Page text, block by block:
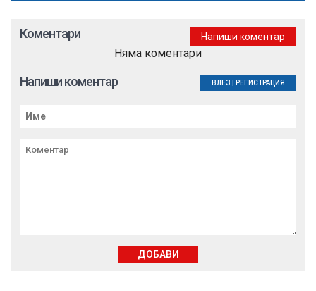
Коментари Напиши коментар
Няма коментари
Напиши коментар ВЛЕЗ РЕГИСТРАЦИЯ
ДОБАВИ